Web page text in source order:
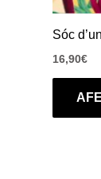
Sóc
16,90€